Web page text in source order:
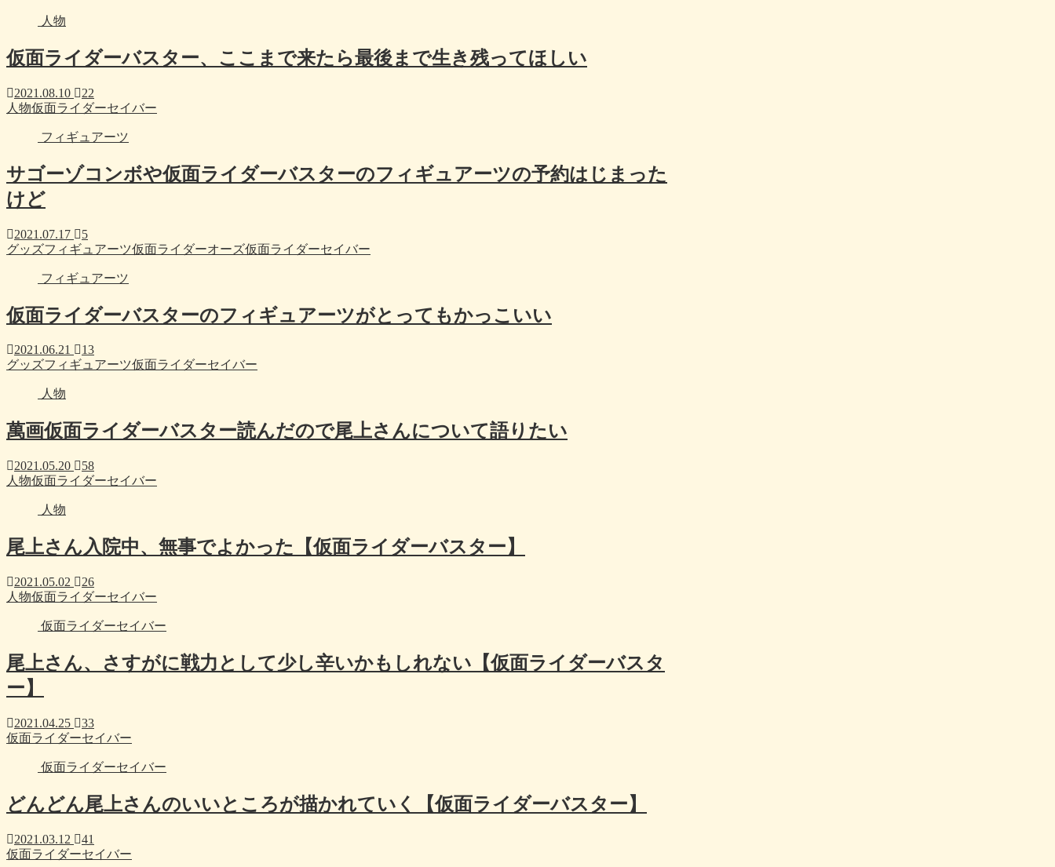
人物
仮面ライダーバスター、ここまで来たら最後まで生き残ってほしい
2021.08.10
22
人物仮面ライダーセイバー
フィギュアーツ
サゴーゾコンボや仮面ライダーバスターのフィギュアーツの予約はじまった
けど
2021.07.17
5
グッズフィギュアーツ仮面ライダーオーズ仮面ライダーセイバー
フィギュアーツ
仮面ライダーバスターのフィギュアーツがとってもかっこいい
2021.06.21
13
グッズフィギュアーツ仮面ライダーセイバー
人物
萬画仮面ライダーバスター読んだので尾上さんについて語りたい
2021.05.20
58
人物仮面ライダーセイバー
人物
尾上さん入院中、無事でよかった【仮面ライダーバスター】
2021.05.02
26
人物仮面ライダーセイバー
仮面ライダーセイバー
尾上さん、さすがに戦力として少し辛いかもしれない【仮面ライダーバスタ
ー】
2021.04.25
33
仮面ライダーセイバー
仮面ライダーセイバー
どんどん尾上さんのいいところが描かれていく【仮面ライダーバスター】
2021.03.12
41
仮面ライダーセイバー